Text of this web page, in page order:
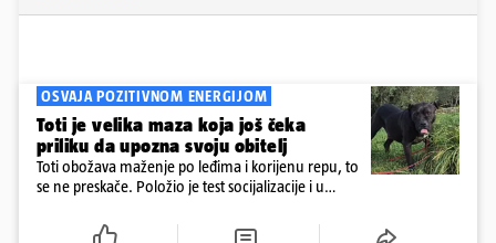
OSVAJA POZITIVNOM ENERGIJOM
Toti je velika maza koja još čeka
priliku da upozna svoju obitelj
Toti obožava maženje po leđima i korijenu repu, to
se ne preskače. Položio je test socijalizacije i u
cijepljen protiv virusnih zaraznih bolesti